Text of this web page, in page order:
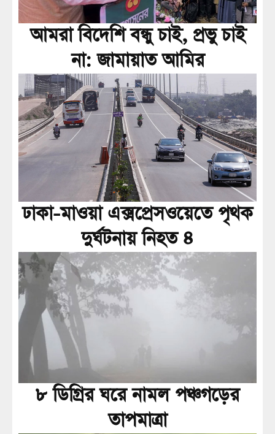
আমরা বিদেশি বন্ধু চাই, প্রভু চাই
না: জামায়াত আমির
ঢাকা-মাওয়া এক্সপ্রেসওয়েতে পৃথক
দুর্ঘটনায় নিহত ৪
৮ ডিগ্রির ঘরে নামল পঞ্চগড়ের
তাপমাত্রা